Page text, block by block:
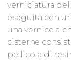
verniciatura
eseguita con
una vernice
cisterne
pellicola di